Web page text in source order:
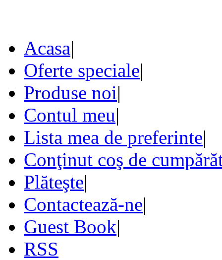
Acasa|
Oferte speciale|
Produse noi|
Contul meu|
Lista mea de preferinte|
Conţinut coş de
Plăteşte|
Contactează-ne|
Guest Book|
RSS